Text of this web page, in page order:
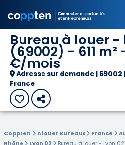
Bureau à louer -
(69002) - 611 m²
€/mois
Adresse sur demande | 69002
France
Coppten A louer Bureaux France
Rhône
Lyon 02
Bureau à louer - Lyon